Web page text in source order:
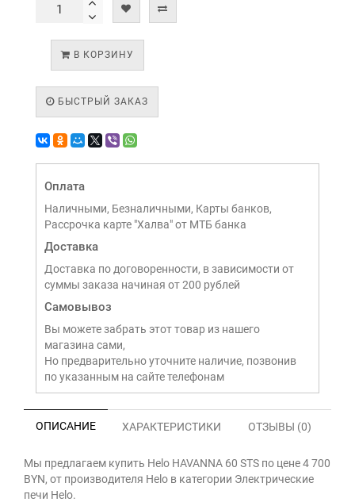
В КОРЗИНУ
БЫСТРЫЙ ЗАКАЗ
Оплата
Наличными, Безналичными, Карты банков,
Рассрочка карте "Халва" от МТБ банка
Доставка
Доставка по договоренности, в зависимости от
суммы заказа начиная от 200 рублей
Самовывоз
Вы можете забрать этот товар из нашего
магазина сами,
Но предварительно уточните наличие, позвонив
по указанным на сайте телефонам
ОПИСАНИЕ ХАРАКТЕРИСТИКИ ОТЗЫВЫ (0)
Мы предлагаем купить Helo HAVANNA 60 STS по цене 4 700
BYN, от производителя Helo в категории Электрические
печи Helo.